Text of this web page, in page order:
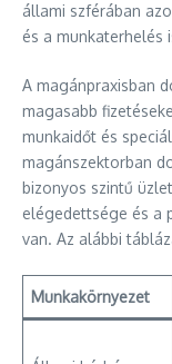
állami szférában
és a munkaterhelés
A magánpraxisban
magasabb
munkaidőt és
magánszektorban
bizonyos szintű
elégedettsége és a
van. Az alábbi
Munkakörnyezet